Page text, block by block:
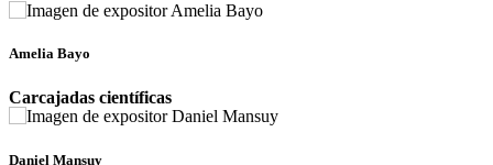
Amelia Bayo
Carcajadas científicas
Daniel Mansuy